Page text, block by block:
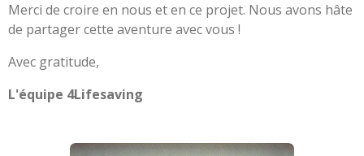
Merci de croire en nous et en ce projet. Nous avons hâte
de partager cette aventure avec vous !
Avec gratitude,
L'équipe 4Lifesaving